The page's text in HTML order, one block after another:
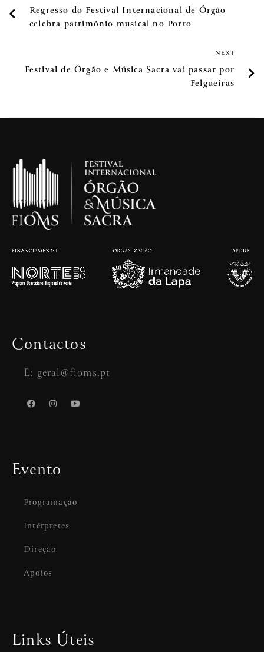
Regresso do Festival Internacional de Órgão
celebra património musical no Porto
NEXT
Festival de Órgão e Música Sacra vai passar por
Felgueiras
Contactos
E: geral@fioms.pt
Evento
Programação
Intérpretes
Direção
Apoios
Links Úteis